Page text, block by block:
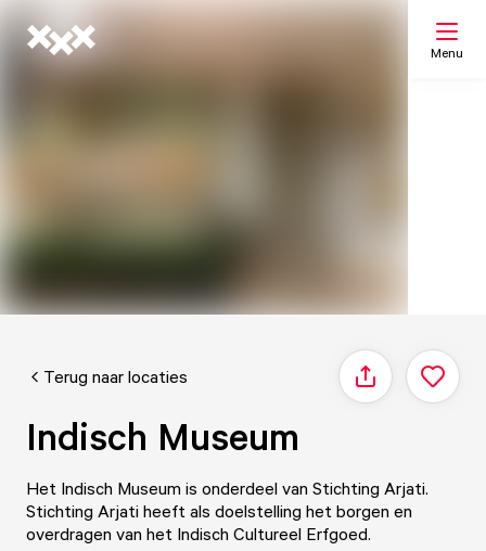
Menu
Terug naar locaties Delen
Indisch Museum
Het Indisch Museum is onderdeel van Stichting Arjati.
Stichting Arjati heeft als doelstelling het borgen en
overdragen van het Indisch Cultureel Erfgoed.